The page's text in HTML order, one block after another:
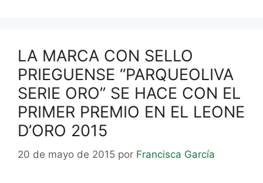
LA MARCA CON SELLO
PRIEGUENSE “PARQUEOLIVA
SERIE ORO” SE HACE CON EL
PRIMER PREMIO EN EL LEONE
D’ORO 2015
20 de mayo de 2015 por Francisca García